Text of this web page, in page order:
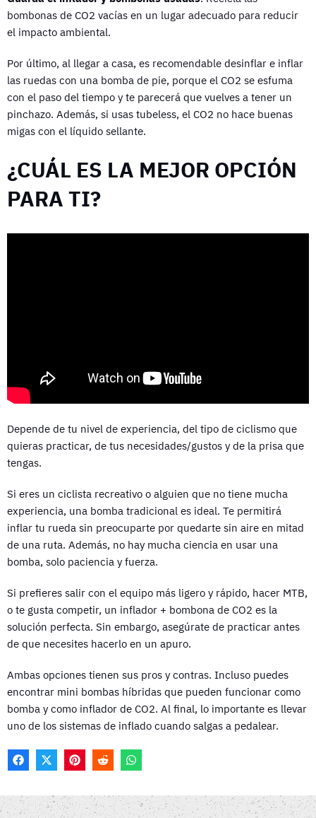
bombonas de CO2 vacías en un lugar adecuado para reducir
el impacto ambiental.
Por último, al llegar a casa, es recomendable desinflar e inflar
las ruedas con una bomba de pie, porque el CO2 se esfuma
con el paso del tiempo y te parecerá que vuelves a tener un
pinchazo. Además, si usas tubeless, el CO2 no hace buenas
migas con el líquido sellante.
¿CUÁL ES LA MEJOR OPCIÓN
PARA TI?
Depende de tu nivel de experiencia, del tipo de ciclismo que
quieras practicar, de tus necesidades/gustos y de la prisa que
tengas.
Si eres un ciclista recreativo o alguien que no tiene mucha
experiencia, una bomba tradicional es ideal. Te permitirá
inflar tu rueda sin preocuparte por quedarte sin aire en mitad
de una ruta. Además, no hay mucha ciencia en usar una
bomba, solo paciencia y fuerza.
Si prefieres salir con el equipo más ligero y rápido, hacer MTB,
o te gusta competir, un inflador + bombona de CO2 es la
solución perfecta. Sin embargo, asegúrate de practicar antes
de que necesites hacerlo en un apuro.
Ambas opciones tienen sus pros y contras. Incluso puedes
encontrar mini bombas híbridas que pueden funcionar como
bomba y como inflador de CO2. Al final, lo importante es llevar
uno de los sistemas de inflado cuando salgas a pedalear.
F
E
B
W
I
P
T
E
R
D
I
T
S